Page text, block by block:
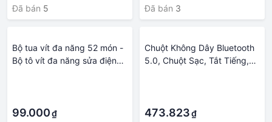
Đã bán 5
Đã bán 3
Bộ tua vít đa năng 52 món -
Bộ tô vít đa năng sửa điện
99.000₫
Chuột Không Dây Bluetooth
5.0, Chuột Sạc, Tắt Tiếng,
Máy Tính
473.823₫